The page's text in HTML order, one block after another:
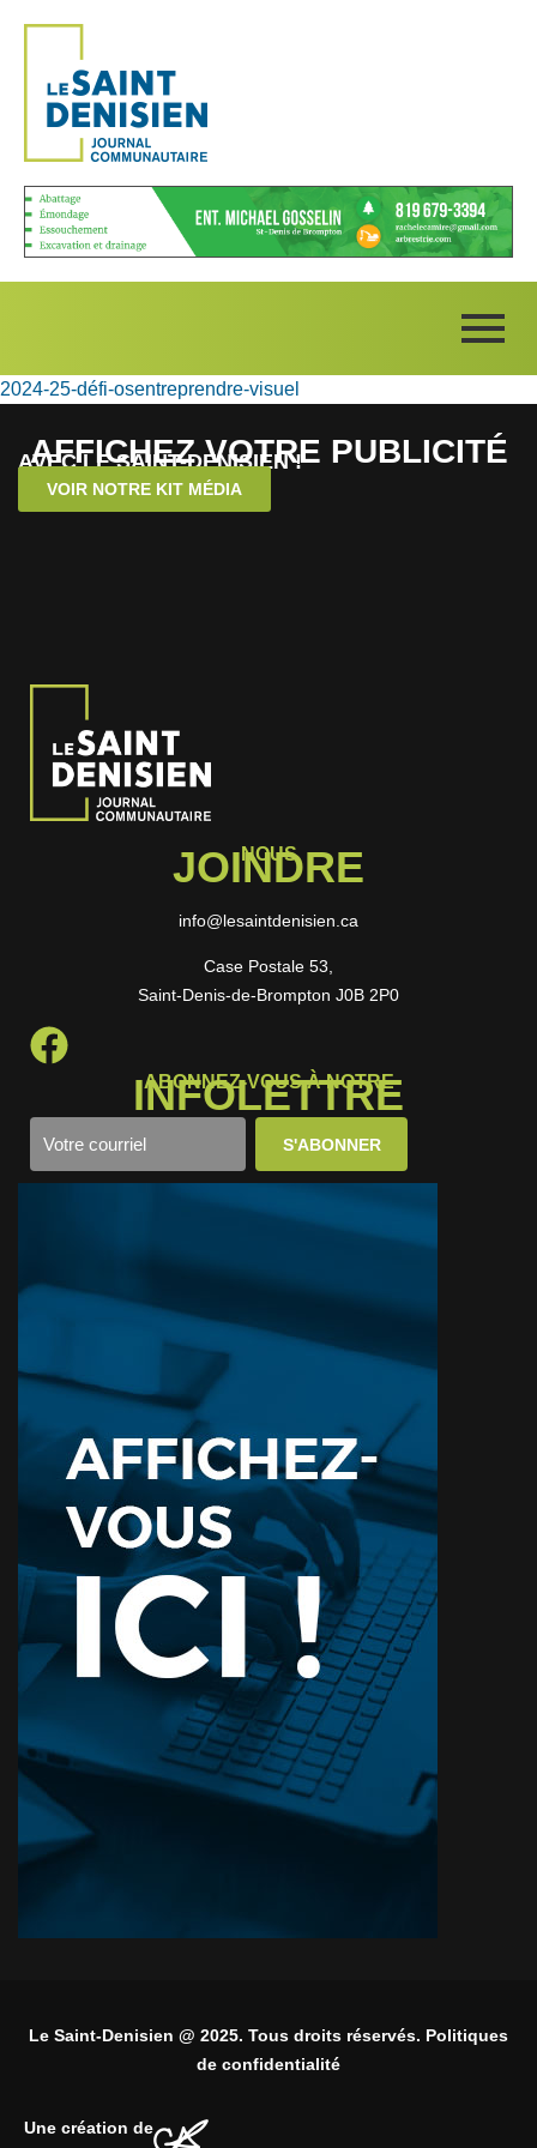
2024-25-défi-osentreprendre-visuel
AFFICHEZ VOTRE PUBLICITÉ
AVEC LE SAINT-DENISIEN !
VOIR NOTRE KIT MÉDIA
NOUS
JOINDRE
info@lesaintdenisien.ca
Case Postale 53,
Saint-Denis-de-Brompton J0B 2P0
ABONNEZ-VOUS À NOTRE
INFOLETTRE
Le Saint-Denisien @ 2025. Tous droits réservés. Politiques
de confidentialité
Une création de